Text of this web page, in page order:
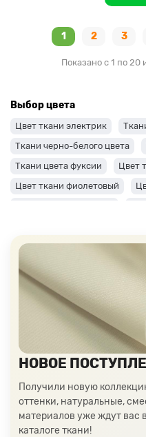
1 2 3
Показано с 1 по 20
Выбор цвета
Цвет ткани электрик
Ткани черно-белого цвета
Ткани цвета фуксии
Цвет
Цвет ткани фиолетовый
Цвет ткани салатовый
Ткани цвета пудра
Ткани оранжевого цвета
Цвет ткани мятный
Ткани лимонного цвета
Ткани красного цвета разных
Ткани кораллового цвета
Изумрудный цвет ткани
Ткани желтого цвета
Цвет ткани бордовый
НОВОЕ
Получили новую
оттенки, натуральные,
материалов уже ждут вас
каталоге ткани!